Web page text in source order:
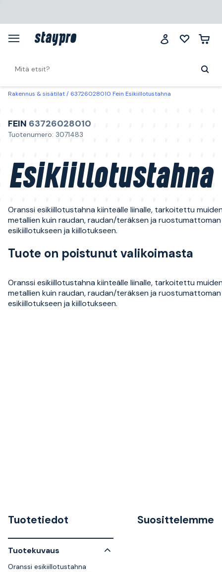
Rakennus & sisätilat 63726028010 Fein Esikiillotustahna
FEIN 63726028010
Tuotenumero: 3071483
Esikiillotustahna
Oranssi esikiillotustahna kiinteälle liinalle, tarkoitettu
metallien kuin raudan, raudan/teräksen ja
esikiillotukseen ja kiillotukseen.
Tuote on poistunut valikoimasta
Oranssi esikiillotustahna kiinteälle liinalle, tarkoitettu
metallien kuin raudan, raudan/teräksen ja
esikiillotukseen ja kiillotukseen.
Tuotetiedot
Tuotekuvaus
Oranssi esikiillotustahna
Suosittelemme